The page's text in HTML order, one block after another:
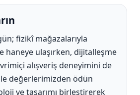
fizikî mağazalarıyla
haneye ulaşırken, dijitalleşme
alışveriş deneyimini de
değerlerimizden ödün
ve tasarımı birleştirerek